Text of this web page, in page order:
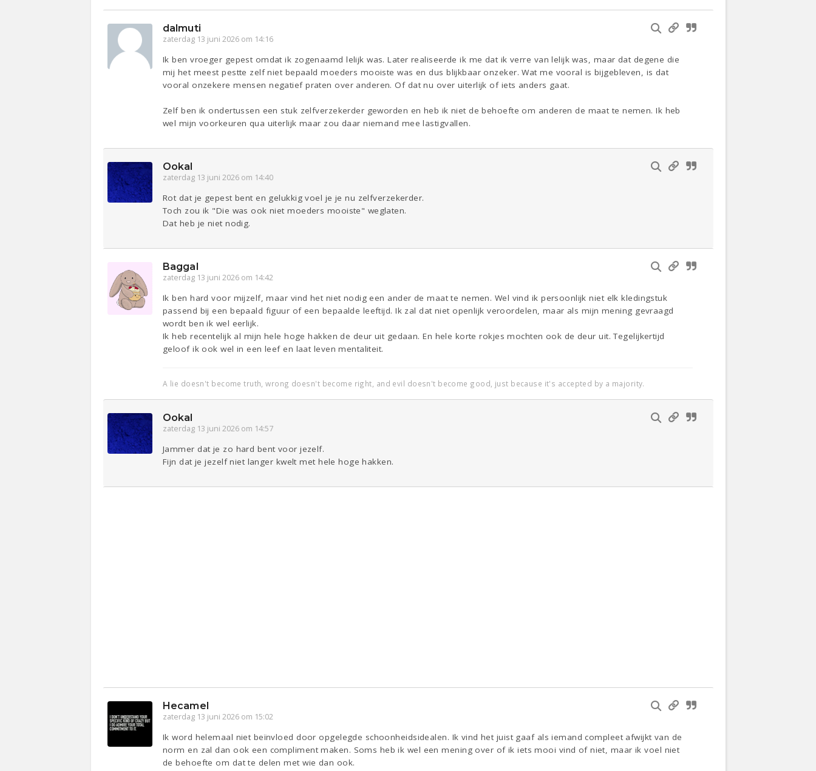
dalmuti
zaterdag 13 juni 2026 om 14:16
Ik ben vroeger gepest omdat ik zogenaamd lelijk was. Later realiseerde ik me dat ik verre van lelijk was, maar dat degene die
mij het meest pestte zelf niet bepaald moeders mooiste was en dus blijkbaar onzeker. Wat me vooral is bijgebleven, is dat
vooral onzekere mensen negatief praten over anderen. Of dat nu over uiterlijk of iets anders gaat.
Zelf ben ik ondertussen een stuk zelfverzekerder geworden en heb ik niet de behoefte om anderen de maat te nemen. Ik heb
wel mijn voorkeuren qua uiterlijk maar zou daar niemand mee lastigvallen.
Ookal
zaterdag 13 juni 2026 om 14:40
Rot dat je gepest bent en gelukkig voel je je nu zelfverzekerder.
Toch zou ik "Die was ook niet moeders mooiste" weglaten.
Dat heb je niet nodig.
Baggal
zaterdag 13 juni 2026 om 14:42
Ik ben hard voor mijzelf, maar vind het niet nodig een ander de maat te nemen. Wel vind ik persoonlijk niet elk kledingstuk
passend bij een bepaald figuur of een bepaalde leeftijd. Ik zal dat niet openlijk veroordelen, maar als mijn mening gevraagd
wordt ben ik wel eerlijk.
Ik heb recentelijk al mijn hele hoge hakken de deur uit gedaan. En hele korte rokjes mochten ook de deur uit. Tegelijkertijd
geloof ik ook wel in een leef en laat leven mentaliteit.
A lie doesn't become truth, wrong doesn't become right, and evil doesn't become good, just because it's accepted by a majority.
Ookal
zaterdag 13 juni 2026 om 14:57
Jammer dat je zo hard bent voor jezelf.
Fijn dat je jezelf niet langer kwelt met hele hoge hakken.
Hecamel
zaterdag 13 juni 2026 om 15:02
Ik word helemaal niet beïnvloed door opgelegde schoonheidsidealen. Ik vind het juist gaaf als iemand compleet afwijkt van de
norm en zal dan ook een compliment maken. Soms heb ik wel een mening over of ik iets mooi vind of niet, maar ik voel niet
de behoefte om dat te delen met wie dan ook.